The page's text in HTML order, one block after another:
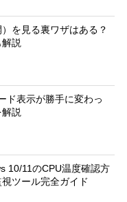
を見る裏ワザはある？
説
ド表示が勝手に変わっ
説
10/11のCPU温度確認方
ツール完全ガイド